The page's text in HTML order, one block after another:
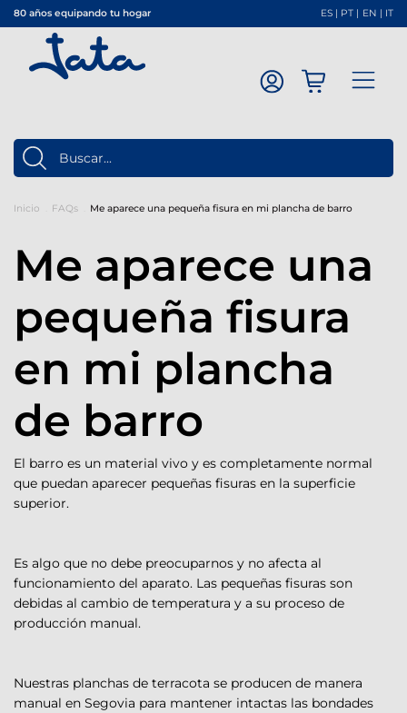
80 años equipando tu hogar ES | PT | EN | IT
Inicio FAQs Me aparece una pequeña fisura en mi plancha de barro
Me aparece una
pequeña fisura
en mi plancha
de barro
El barro es un material vivo y es completamente normal
que puedan aparecer pequeñas fisuras en la superficie
superior.
Es algo que no debe preocuparnos y no afecta al
funcionamiento del aparato. Las pequeñas fisuras son
debidas al cambio de temperatura y a su proceso de
producción manual.
Nuestras planchas de terracota se producen de manera
manual en Segovia para mantener intactas las bondades